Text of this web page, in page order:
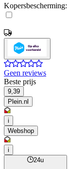
Kopersbescherming:
Geen reviews
Beste prijs
9,39
Plein.nl
i
Webshop
i
24u